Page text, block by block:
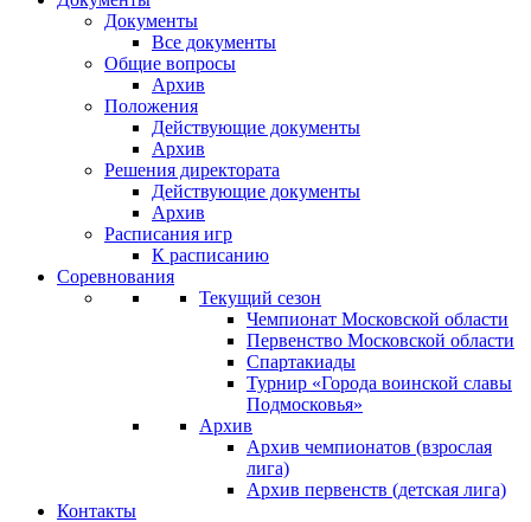
Документы
Все документы
Общие вопросы
Архив
Положения
Действующие документы
Архив
Решения директората
Действующие документы
Архив
Расписания игр
К расписанию
Соревнования
Текущий сезон
Чемпионат Московской области
Первенство Московской области
Спартакиады
Турнир «Города воинской славы
Подмосковья»
Архив
Архив чемпионатов (взрослая
лига)
Архив первенств (детская лига)
Контакты